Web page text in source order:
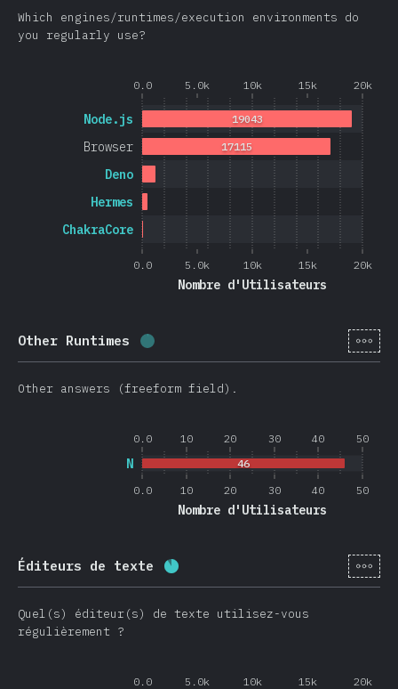
Which engines/runtimes/execution environments do
you regularly use?
0.0 5.0k 10k 15k 20k
0.0 5.0k 10k 15k 20k
Nombre d'Utilisateurs
ChakraCore
Hermes
Deno
Browser
Node.js
17115
19043
Other Runtimes Progression: [fr-
Other answers (freeform field).
0.0 10 20 30 40 50
0.0 10 20 30 40 50
Nombre d'Utilisateurs
N 46
Éditeurs de texte Progression: 21013)
[fr-
Quel(s) éditeur(s) de texte utilisez-vous
régulièrement ?
0.0 5.0k 10k 15k 20k